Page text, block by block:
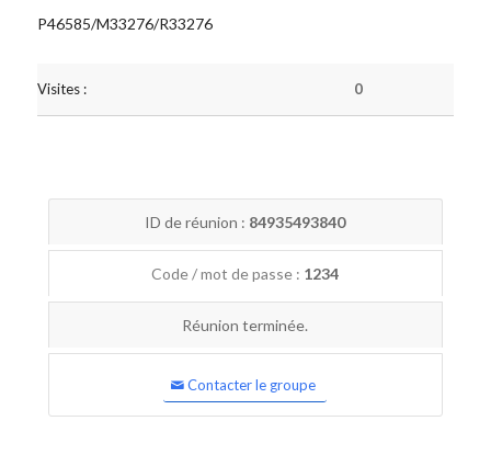
P46585/M33276/R33276
Visites : 0
ID de réunion : 84935493840
Code / mot de passe : 1234
Réunion terminée.
Contacter le groupe